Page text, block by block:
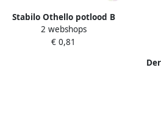
Stabilo Othello potlood B
met gum
2 webshops
€ 0,81
6B-